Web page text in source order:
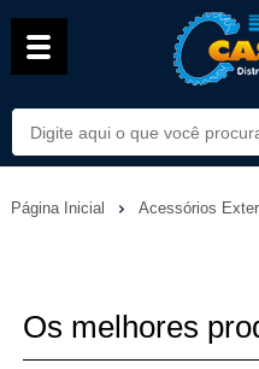
Página Inicial Acessórios
Os melhores